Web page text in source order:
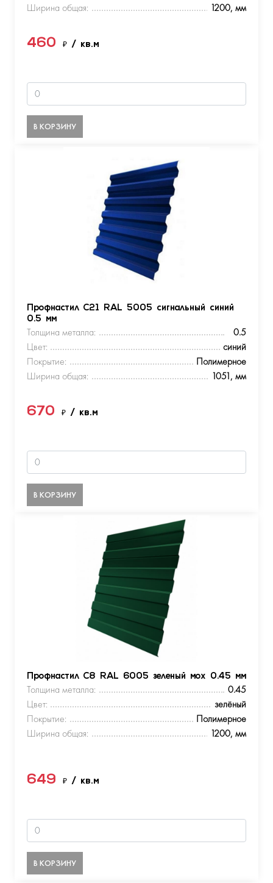
Ширина общая:
1200, мм
460 ₽ / кв.м
В КОРЗИНУ
Профнастил С21 RAL 5005 сигнальный синий
0.5 мм
Толщина металла:
0.5
Цвет:
синий
Покрытие:
Полимерное
Ширина общая:
1051, мм
670 ₽ / кв.м
В КОРЗИНУ
Профнастил С8 RAL 6005 зеленый мох 0.45 мм
Толщина металла:
0.45
Цвет:
зелёный
Покрытие:
Полимерное
Ширина общая:
1200, мм
649 ₽ / кв.м
В КОРЗИНУ